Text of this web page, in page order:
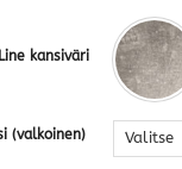
kansiväri
(valkoinen)